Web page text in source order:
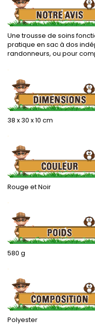
Une trousse de soins
pratique en sac à dos
randonneurs, ou pour
.
38 x 30 x 10 cm
.
Rouge et Noir
.
580 g
.
Polyester